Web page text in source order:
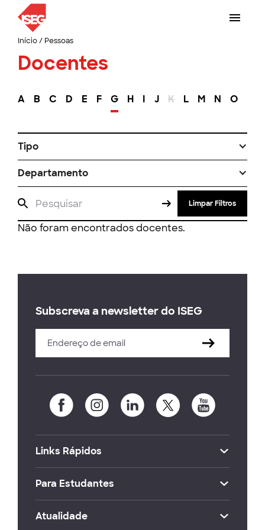
Início/ Pessoas
Docentes
A B C D E F G H I J K L M N O
Tipo
Departamento
Limpar Filtros
Não foram encontrados docentes.
Subscreva a newsletter do ISEG
Links Rápidos
Para Estudantes
Atualidade